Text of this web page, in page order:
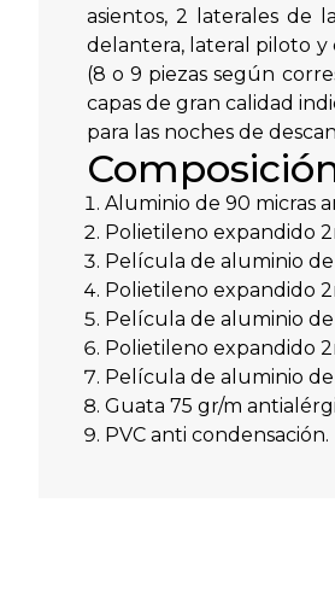
asientos, 2 laterales de
delantera, lateral piloto y
(8 o 9 piezas según
capas de gran calidad
para las noches de
Aluminio de 90 micras
Polietileno expandido
Película de aluminio de
Polietileno expandido
Película de aluminio de
Polietileno expandido
Película de aluminio de
Guata 75 gr/m
PVC anti condensación.